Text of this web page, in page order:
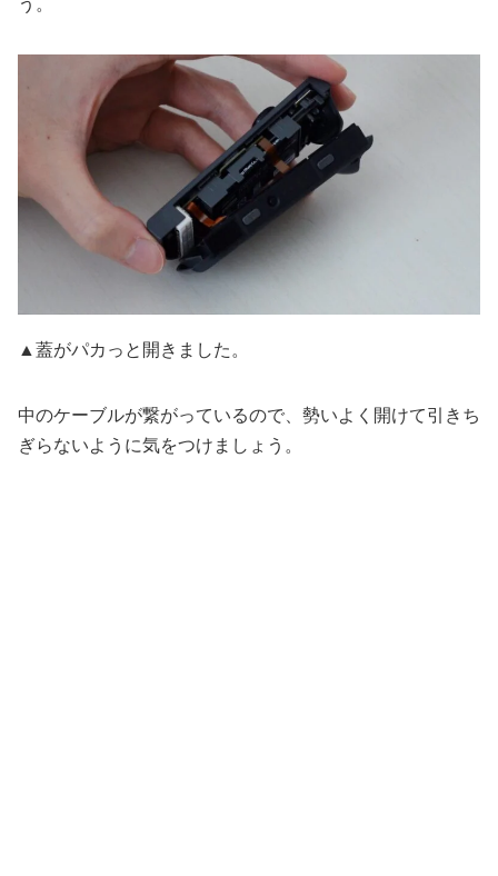
う。
▲蓋がパカっと開きました。
中のケーブルが繋がっているので、勢いよく開けて引きち
ぎらないように気をつけましょう。